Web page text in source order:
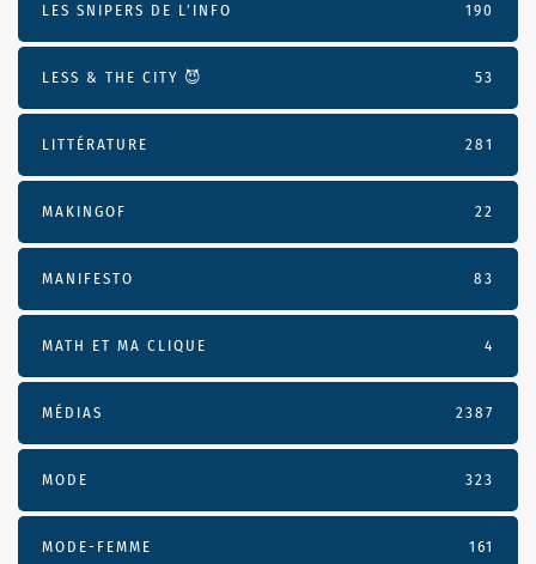
LES SNIPERS DE L’INFO 190
LESS & THE CITY 😈 53
LITTÉRATURE 281
MAKINGOF 22
MANIFESTO 83
MATH ET MA CLIQUE 4
MÉDIAS 2387
MODE 323
MODE-FEMME 161